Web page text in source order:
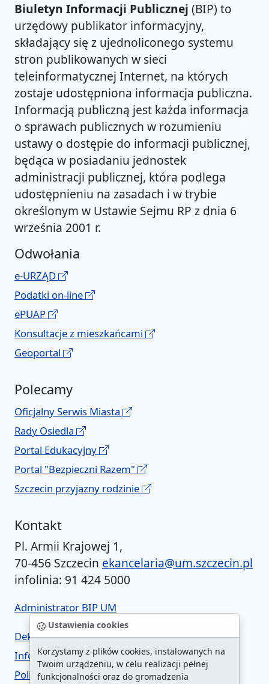
Ustawienia cookies
Korzystamy z plików cookies, instalowanych na
Twoim urządzeniu, w celu realizacji pełnej
funkcjonalności oraz do gromadzenia
Biuletyn Informacji Publicznej (BIP) to
urzędowy publikator informacyjny,
składający się z ujednoliconego systemu
stron publikowanych w sieci
teleinformatycznej Internet, na których
zostaje udostępniona informacja publiczna.
Informacją publiczną jest każda informacja
o sprawach publicznych w rozumieniu
ustawy o dostępie do informacji publicznej,
będąca w posiadaniu jednostek
administracji publicznej, która podlega
udostępnieniu na zasadach i w trybie
określonym w Ustawie Sejmu RP z dnia 6
września 2001 r.
Odwołania
e-URZĄD
Podatki on-line
ePUAP
Konsultacje z mieszkańcami
Geoportal
Polecamy
Oficjalny Serwis Miasta
Rady Osiedla
Portal Edukacyjny
Portal "Bezpieczni Razem"
Szczecin przyjazny rodzinie
Kontakt
Pl. Armii Krajowej 1,
70-456 Szczecin ekancelaria@um.szczecin.pl
infolinia: 91 424 5000
Administrator BIP UM
Deklaracja dostępności
Informacja o urzędzie w ETR
Polityka prywatności